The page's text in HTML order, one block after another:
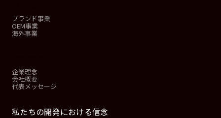
ブランド事業
OEM事業
海外事業
企業理念
会社概要
代表メッセージ
私たちの開発における信念